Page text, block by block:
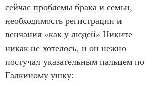
сейчас проблемы брака и семьи,
необходимость регистрации и
венчания «как у людей» Никите
никак не хотелось, и он нежно
постучал указательным пальцем по
Галкиному ушку: